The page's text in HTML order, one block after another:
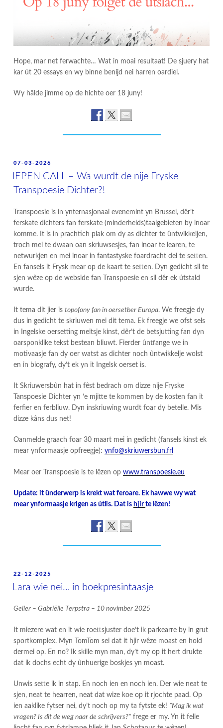
Hope, mar net ferwachte… Wat in moai resultaat! De sjuery hat
kar út 20 essays en wy binne benijd nei harren oardiel.
Wy hâlde jimme op de hichte oer 18 juny!
POSTED
ON
07-03-2026
IEPEN CALL – Wa wurdt de nije Fryske
Transpoesie Dichter?!
Transpoesie is in ynternasjonaal evenemint yn Brussel, dêr’t
ferskate dichters fan ferskate (minderheids)taalgebieten by inoar
komme. It is in prachtich plak om dy as dichter te ûntwikkeljen,
troch mei te dwaan oan skriuwsesjes, fan inoar te learen, te
netwurkjen en mei inoar in fantastyske foardracht del te setten.
En fansels it Frysk mear op de kaart te setten. Dyn gedicht sil te
sjen wêze op de webside fan Transpoesie en sil dêr ek útstald
wurde.
It tema dit jier is topofony fan in oersetber Europa. We freegje dy
dus in gedicht te skriuwen mei dit tema. Ek freegje we ofst sels
in Ingelske oersetting meitsje kinst, dêr’t de betsjutting fan dyn
oarsponklike tekst bestean bliuwt. Fierder ûntfange we in
motivaasje fan dy oer watst as dichter noch ûntwikkelje wolst
en in biografy, dy’t ek yn it Ingelsk oerset is.
It Skriuwersbûn hat in fêst bedrach om dizze nije Fryske
Tanspoesie Dichter yn ’e mjitte te kommen by de kosten fan it
ferfier en ferbliuw. Dyn inskriuwing wurdt foar dy betelle. Mis
dizze kâns dus net!
Oanmelde graach foar 30 maart mei in gedicht (fansels kinst ek
mear ynformaasje opfreegje): ynfo@skriuwersbun.frl
Mear oer Transpoesie is te lêzen op www.transpoesie.eu
Update: it ûnderwerp is krekt wat feroare. Ek hawwe wy wat
mear ynformaasje krigen as útlis. Dat is hjirte lêzen!
POSTED
ON
22-12-2025
Lara wie nei… in boekpresintaasje
Geller – Gabriëlle Terpstra – 10 novimber 2025
It miezere wat en it wie roettsjuster doe’t ik parkearre by in grut
sportkomplex. Myn TomTom sei dat it hjir wêze moast en hold
dermei op. En no? Ik skille myn man, dy’t my op it hert drukte
dat ik dochs echt dy ûnhuerige boskjes yn moast.
Unwis sette ik in stap. En noch ien en noch ien. Der wie neat te
sjen, neat te hearren, neat dat wize koe op it rjochte paad. Op
ien aaklike fytser nei, dy’t noch op my ta fytste ek! ”Mag ik wat
vragen? Is dit de weg naar de schrijvers?” frege er my. Yn it felle